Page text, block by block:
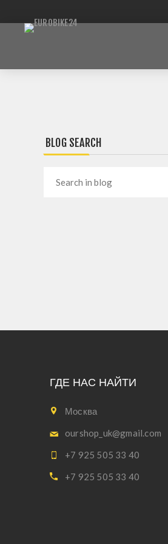
BLOG SEARCH
ГДЕ НАС НАЙТИ
Москва
ourshop_uk@gmail.com
+7 925 505 33 40
+7 925 505 33 40